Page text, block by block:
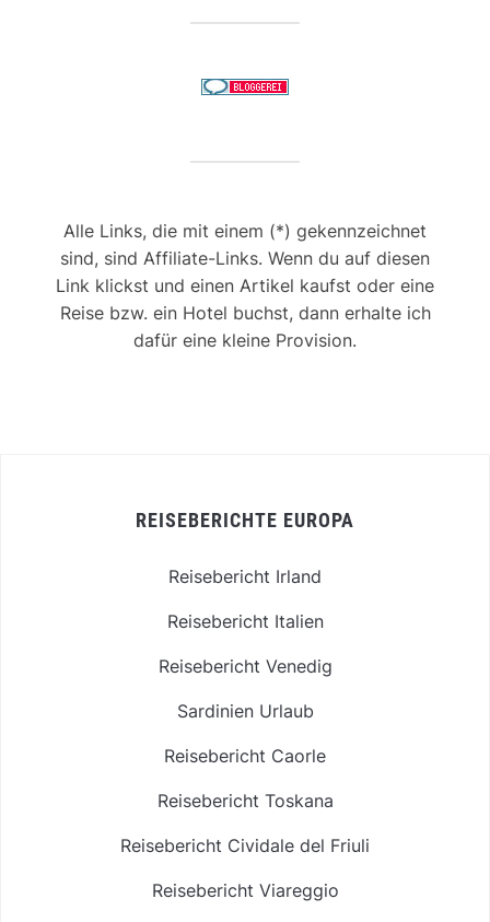
Alle Links, die mit einem (*) gekennzeichnet
sind, sind Affiliate-Links. Wenn du auf diesen
Link klickst und einen Artikel kaufst oder eine
Reise bzw. ein Hotel buchst, dann erhalte ich
dafür eine kleine Provision.
REISEBERICHTE EUROPA
Reisebericht Irland
Reisebericht Italien
Reisebericht Venedig
Sardinien Urlaub
Reisebericht Caorle
Reisebericht Toskana
Reisebericht Cividale del Friuli
Reisebericht Viareggio